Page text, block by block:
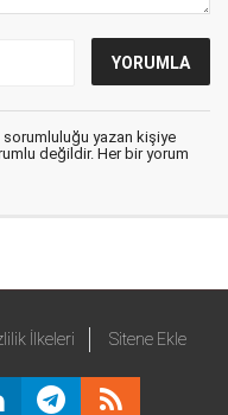
sorumluluğu yazan kişiye
değildir. Her bir yorum
İlkeleri Sitene Ekle